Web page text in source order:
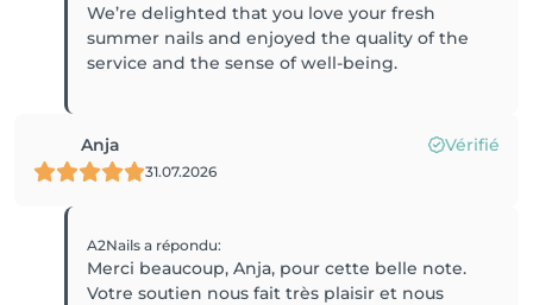
We’re delighted that you love your fresh
summer nails and enjoyed the quality of the
service and the sense of well-being.
Anja Vérifié
31.07.2026
A2Nailsa répondu:
Merci beaucoup, Anja, pour cette belle note.
Votre soutien nous fait très plaisir et nous